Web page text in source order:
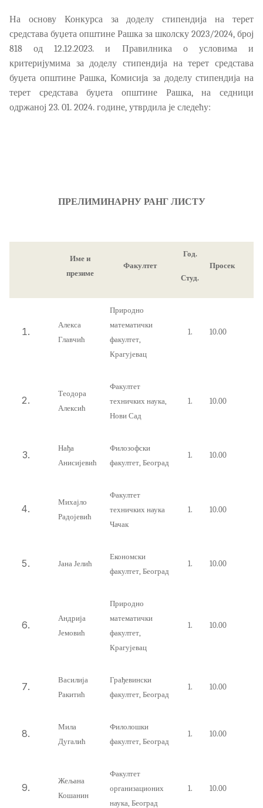
На основу Конкурсаза доделу стипендија на терет
средстава буџета општине Рашка за школску 2023/2024, број
818 од 12.12.2023.и Правилника о условима и
критеријумима задоделу стипендија на терет средстава
буџета општине Рашка,Комисијa за доделу стипендија на
терет средстава буџета општине Рашка, на седници
одржаној 23. 01. 2024. године, утврдила је следећу:
ПРЕЛИМИНАРНУ РАНГ ЛИСТУ
Име и
презиме
Факултет
Год.
Студ.
Просек
Алекса
Главчић
Природно
математички
факултет,
Крагујевац
1. 10.00
Теодора
Алексић
Факултет
техничких наука,
Нови Сад
1. 10.00
Нађа
Анисијевић
Филозофски
факултет, Београд
1. 10.00
Михајло
Радојевић
Факултет
техничких наука
Чачак
1. 10.00
Јана Јелић
Економски
факултет, Београд
1. 10.00
Андрија
Јемовић
Природно
математички
факултет,
Крагујевац
1. 10.00
Василија
Ракитић
Грађевински
факултет, Београд
1. 10.00
Мила
Дугалић
Филолошки
факултет, Београд
1. 10.00
Жељана
Кошанин
Факултет
организационих
наука, Београд
1. 10.00